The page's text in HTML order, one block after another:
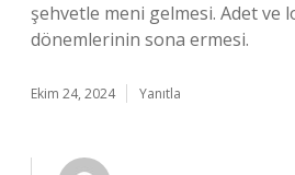
şehvetle meni gelmesi. Adet ve
dönemlerinin sona ermesi.
Ekim 24, 2024 Yanıtla